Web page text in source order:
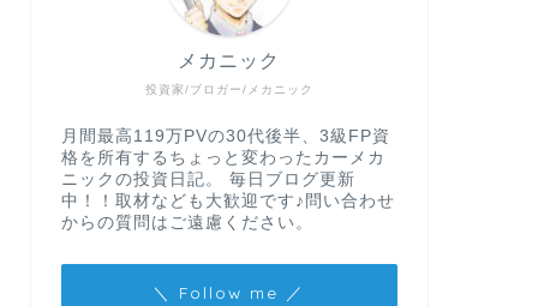
投資型クラファン
投資家/ブロガー/メカニック
メカニック
月間最高119万PVの30代後半、3級FP資
格を所有するちょっと変わったカーメカ
ニックの投資日記。 毎日ブログ更新
中！！取材なども大歓迎です♪問い合わせ
からの質問はご遠慮ください。
＼ Follow me ／